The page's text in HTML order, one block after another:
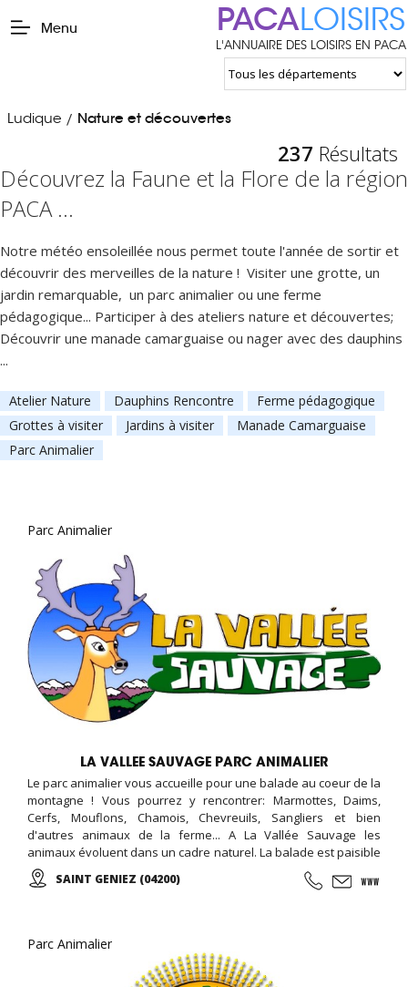
Menu PACALOISIRS
L'ANNUAIRE DES LOISIRS EN PACA
Ludique / Nature et découvertes
237 Résultats
Découvrez la Faune et la Flore de la région
PACA ...
Notre météo ensoleillée nous permet toute l'année de sortir et
découvrir des merveilles de la nature ! Visiter une grotte, un
jardin remarquable, un parc animalier ou une ferme
pédagogique... Participer à des ateliers nature et découvertes;
Découvrir une manade camarguaise ou nager avec des dauphins
...
Atelier Nature Dauphins Rencontre
Ferme pédagogique
Grottes à visiter
Jardins à visiter
Manade Camarguaise
Parc Animalier
Parc Animalier
LA VALLEE SAUVAGE PARC ANIMALIER
Le parc animalier vous accueille pour une balade au coeur de la
montagne ! Vous pourrez y rencontrer: Marmottes, Daims,
Cerfs, Mouflons, Chamois, Chevreuils, Sangliers et bien
d'autres animaux de la ferme... A La Vallée Sauvage les
animaux évoluent dans un cadre naturel. La balade est paisible
et accessible à tous. Vous circulerez à pied dans un parc de 15
hectares ...SAINT GENIEZ (04200)
Parc Animalier